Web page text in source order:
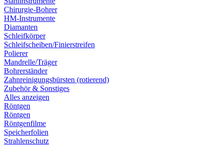
Chirurgie-Bohrer
HM-Instrumente
Diamanten
Schleifkörper
Schleifscheiben/Finierstreifen
Polierer
Mandrelle/Träger
Bohrerständer
Zahnreinigungsbürsten (rotierend)
Zubehör & Sonstiges
Alles anzeigen
Röntgen
Röntgen
Röntgenfilme
Speicherfolien
Strahlenschutz